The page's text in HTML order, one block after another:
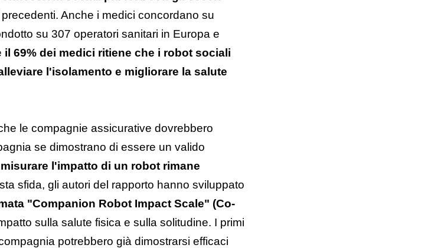
Anche i medici concordano su
su 307 operatori sanitari in Europa e
il 69% dei medici ritiene che i robot sociali
l'isolamento e migliorare la salute
le compagnie assicurative dovrebbero
se dimostrano di essere un valido
misurare l'impatto di un robot rimane
sfida, gli autori del rapporto hanno sviluppato
"Companion Robot Impact Scale" (Co-
sulla salute fisica e sulla solitudine. I primi
potrebbero già dimostrarsi efficaci